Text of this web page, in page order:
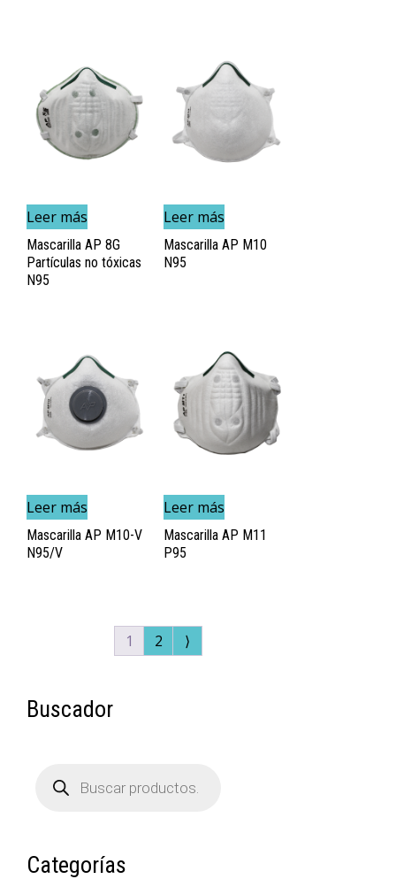
Leer más
Mascarilla AP 8G
Partículas no tóxicas
N95
Leer más
Mascarilla AP M10
N95
Leer más
Mascarilla AP M10-V
N95/V
Leer más
Mascarilla AP M11
P95
1 2 ⟩
Buscador
productos
Categorías